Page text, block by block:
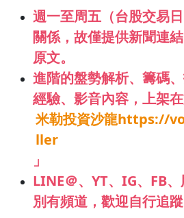
週一至周五（台股交易日
關係，故僅提供新聞連結
原文。
進階的盤勢解析、籌碼
經驗、影音內容 ，上架在
米勒投資沙龍https://
ller
」
LINE＠、YT、IG、FB
別有頻道，歡迎自行追蹤
0.75x